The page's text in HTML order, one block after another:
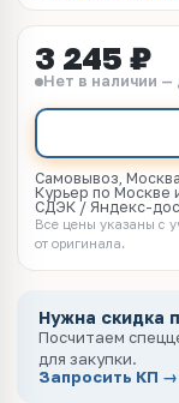
3 245 ₽
Нет в наличии —
Самовывоз, Москва
Курьер по Москве
СДЭК / Яндекс-
Все цены указаны с
от оригинала.
Нужна скидка
Посчитаем
для закупки.
Запросить КП →